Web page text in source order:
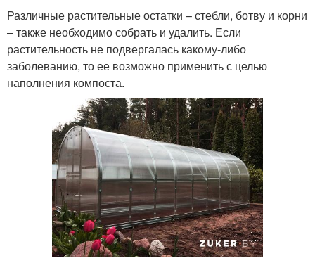
Различные растительные остатки – стебли, ботву и корни
– также необходимо собрать и удалить. Если
растительность не подвергалась какому-либо
заболеванию, то ее возможно применить с целью
наполнения компоста.